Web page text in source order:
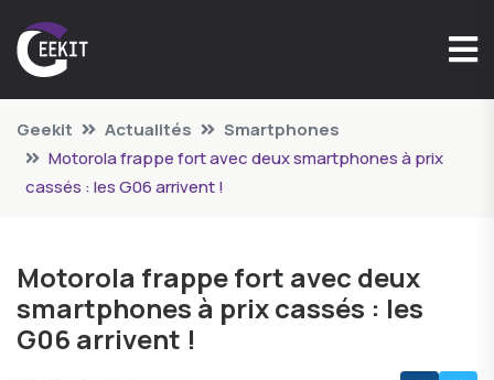
Geekit Actualités
Smartphones
Motorola frappe fort avec deux smartphones à prix
cassés : les G06 arrivent !
Motorola frappe fort avec deux
smartphones à prix cassés : les
G06 arrivent !